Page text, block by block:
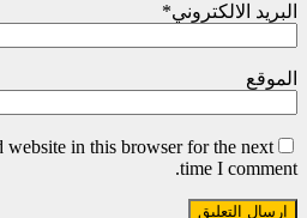
البريد الالكتروني*
الموقع
website in this browser for the next
time I comment.